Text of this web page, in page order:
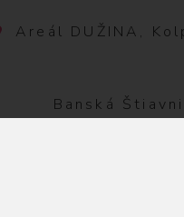
Areál DUŽINA,
Banská